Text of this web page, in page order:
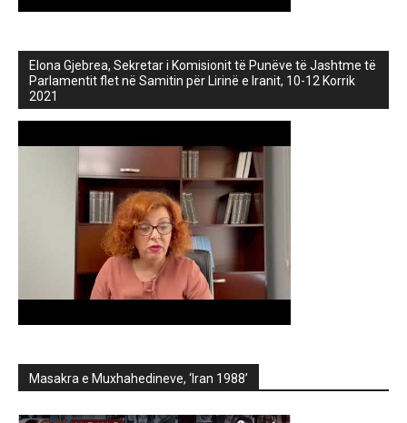
Elona Gjebrea, Sekretar i Komisionit të Punëve të Jashtme të
Parlamentit flet në Samitin për Lirinë e Iranit, 10-12 Korrik
2021
Masakra e Muxhahedineve, ‘Iran 1988’